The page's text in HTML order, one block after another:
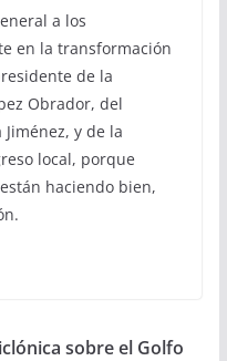
a los
en la transformación
de la
Obrador, del
y de la
local, porque
haciendo bien,
sobre el Golfo